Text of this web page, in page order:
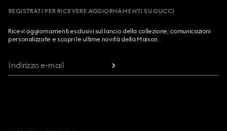
REGISTRATI PER RICEVERE AGGIORNAMENTI SU GUCCI
Ricevi aggiornamenti esclusivi sul lancio della collezione, comunicazioni
personalizzate e scopri le ultime novità della Maison.
Indirizzo e-mail